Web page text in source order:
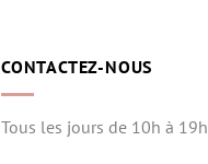
CONTACTEZ-NOUS
Tous les jours de 10h à 19h